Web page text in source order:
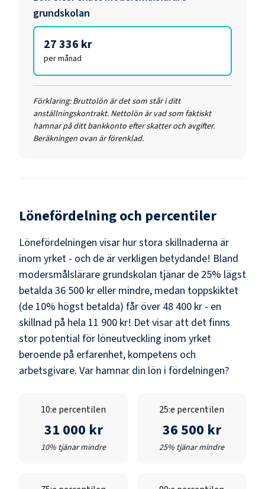
grundskolan
27 336 kr
per månad
Förklaring: Bruttolön är det som står i ditt
anställningskontrakt. Nettolön är vad som faktiskt
hamnar på ditt bankkonto efter skatter och avgifter.
Beräkningen ovan är förenklad.
Lönefördelning och percentiler
Lönefördelningen visar hur stora skillnaderna är
inom yrket - och de är verkligen betydande! Bland
modersmålslärare grundskolan tjänar de 25% lägst
betalda 36 500 kr eller mindre, medan toppskiktet
(de 10% högst betalda) får över 48 400 kr - en
skillnad på hela 11 900 kr! Det visar att det finns
stor potential för löneutveckling inom yrket
beroende på erfarenhet, kompetens och
arbetsgivare. Var hamnar din lön i fördelningen?
10:e percentilen
31 000 kr
10% tjänar mindre
25:e percentilen
36 500 kr
25% tjänar mindre